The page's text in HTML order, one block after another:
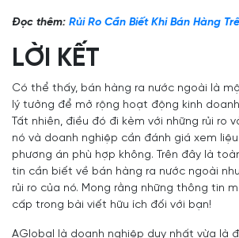
Đọc thêm: Rủi Ro Cần Biết Khi Bán Hàng
LỜI KẾT
Có thể thấy, bán hàng ra nước ngoài là
lý tưởng để mở rộng hoạt động kinh
Tất nhiên, điều đó đi kèm với những rủi ro
nó và doanh nghiệp cần đánh giá xem
phương án phù hợp không. Trên đây là
tin cần biết về bán hàng ra nước ngoài
rủi ro của nó. Mong rằng những thông tin
cấp trong bài viết hữu ích đối với bạn!
AGlobal là doanh nghiệp duy nhất vừa là